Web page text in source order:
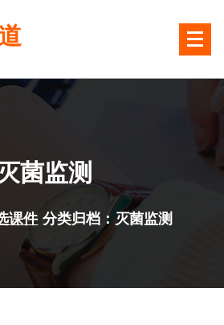
菌监测
课件 分类归档：灭菌监测